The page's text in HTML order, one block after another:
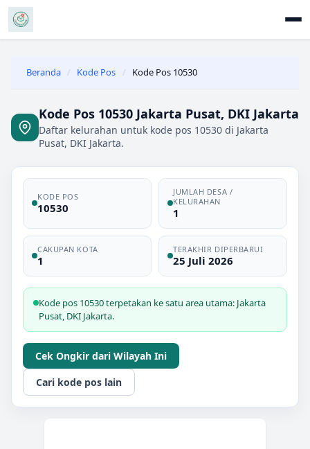
Beranda / Kode Pos / Kode Pos 10530
Kode Pos 10530 Jakarta Pusat, DKI Jakarta
Daftar kelurahan untuk kode pos 10530 di Jakarta
Pusat, DKI Jakarta.
KODE POS
10530
JUMLAH DESA /
KELURAHAN
1
CAKUPAN KOTA
1
TERAKHIR DIPERBARUI
25 Juli 2026
Kode pos 10530 terpetakan ke satu area utama: Jakarta
Pusat, DKI Jakarta.
Cek Ongkir dari Wilayah Ini
Cari kode pos lain